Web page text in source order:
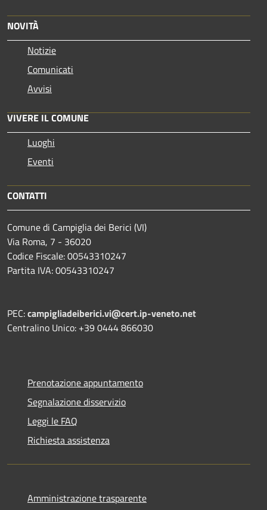
NOVITÀ
Notizie
Comunicati
Avvisi
VIVERE IL COMUNE
Luoghi
Eventi
CONTATTI
Comune di Campiglia dei Berici (VI)
Via Roma, 7 - 36020
Codice Fiscale: 00543310247
Partita IVA: 00543310247
PEC:campigliadeiberici.vi@cert.ip-veneto.net
Centralino Unico: +39 0444 866030
Prenotazione appuntamento
Segnalazione disservizio
Leggi le FAQ
Richiesta assistenza
Amministrazione trasparente